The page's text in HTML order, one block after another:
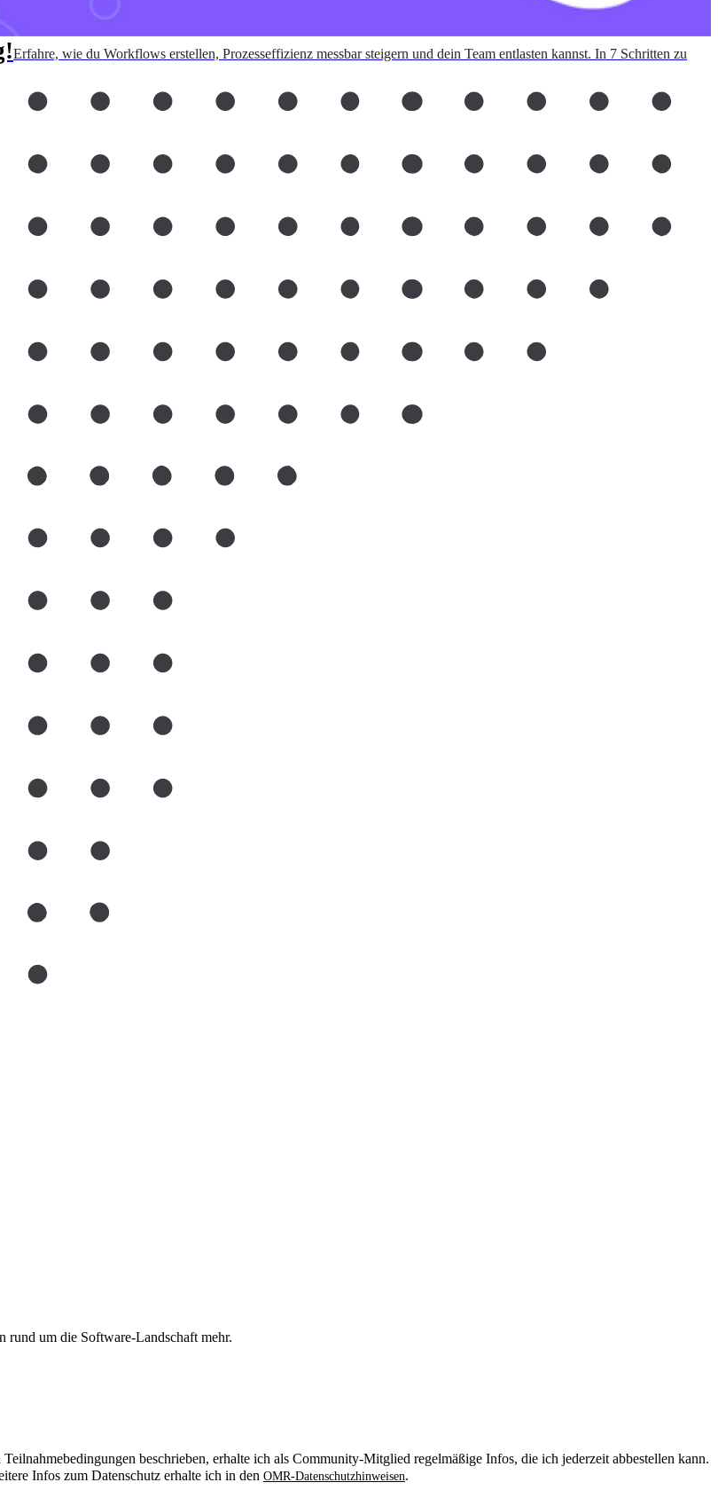
Erfahre, wie du Workflows erstellen, Prozesseffizienz messbar steigern und dein Team entlasten kannst. In 7 Schritten zu
um die Software-Landschaft mehr.
Teilnahmebedingungen beschrieben, erhalte ich als Community-Mitglied regelmäßige Infos, die ich jederzeit abbestellen kann.
Infos zum Datenschutz erhalte ich in den OMR-Datenschutzhinweisen.